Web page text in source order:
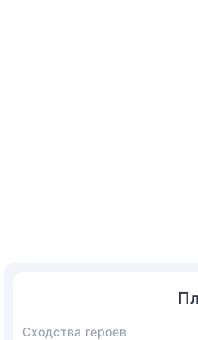
Сходства героев